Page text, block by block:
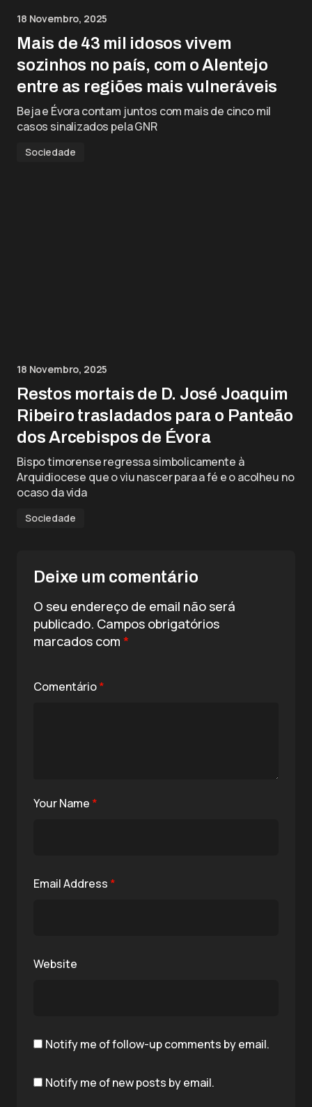
18 Novembro, 2025
Mais de 43 mil idosos vivem
sozinhos no país, com o Alentejo
entre as regiões mais vulneráveis
Beja e Évora contam juntos com mais de cinco mil
casos sinalizados pela GNR
Sociedade
18 Novembro, 2025
Restos mortais de D. José Joaquim
Ribeiro trasladados para o Panteão
dos Arcebispos de Évora
Bispo timorense regressa simbolicamente à
Arquidiocese que o viu nascer para a fé e o acolheu no
ocaso da vida
Sociedade
Deixe um comentário
O seu endereço de email não será
publicado. Campos obrigatórios
marcados com *
Comentário*
Your Name *
Email Address *
Website
Notify me of follow-up comments by email.
Notify me of new posts by email.